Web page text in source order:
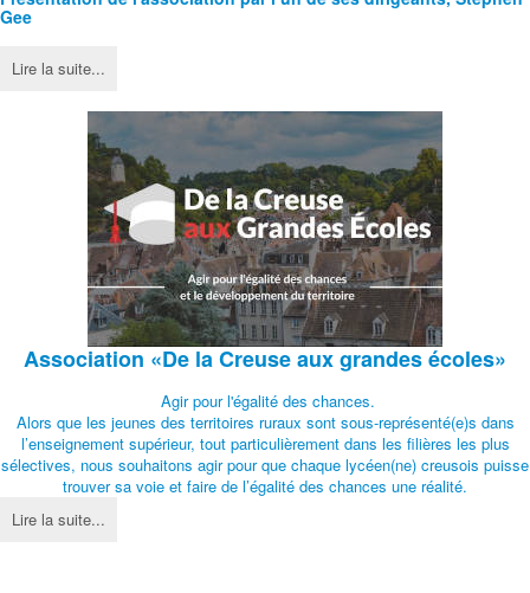
Gee
Lire la suite...
Association «De la Creuse aux grandes écoles»
Agir pour l'égalité des chances.
Alors que les jeunes des territoires ruraux sont sous-représenté(e)s dans
l’enseignement supérieur, tout particulièrement dans les filières les plus
sélectives, nous souhaitons agir pour que chaque lycéen(ne) creusois puisse
trouver sa voie et faire de l’égalité des chances une réalité.
Lire la suite...